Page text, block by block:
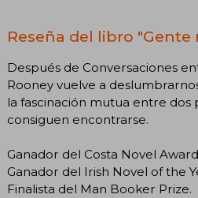
Reseña del libro "Gente
Después de Conversaciones
Rooney vuelve a
la fascinación mutua entre dos
consiguen encontrarse.
Ganador del Costa Novel
Ganador del Irish Novel of the
Finalista del Man Booker Prize.